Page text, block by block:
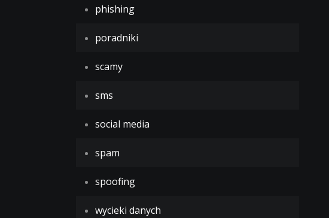
phishing
poradniki
scamy
sms
social media
spam
spoofing
wycieki danych